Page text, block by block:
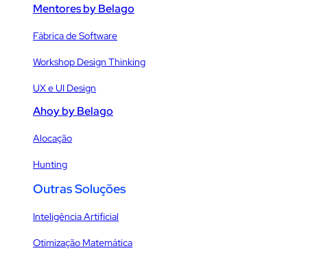
Mentores by Belago
Fábrica de Software
Workshop Design Thinking
UX e UI Design
Ahoy by Belago
Alocação
Hunting
Outras Soluções
Inteligência Artificial
Otimização Matemática